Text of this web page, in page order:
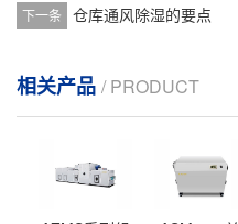
下一条 仓库通风除湿的要点
相关产品 / PRODUCT